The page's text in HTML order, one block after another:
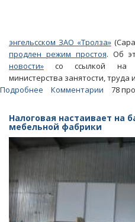
энгельсском ЗАО «Тролза»
продлен режим простоя. Об
новости» со ссылкой на
министерства занятости, труда
Подробнее
завода
«Тролза»
продлится
до
сентября
Комментарии 78
Налоговая настаивает на
мебельной фабрики